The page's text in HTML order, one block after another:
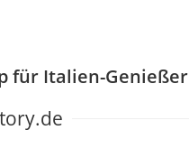
für Italien-Genießer